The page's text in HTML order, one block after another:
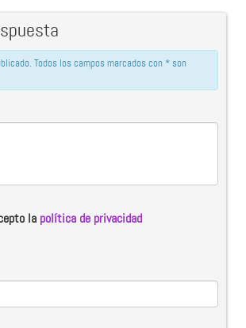
Todos los campos marcados con * son
la política de privacidad